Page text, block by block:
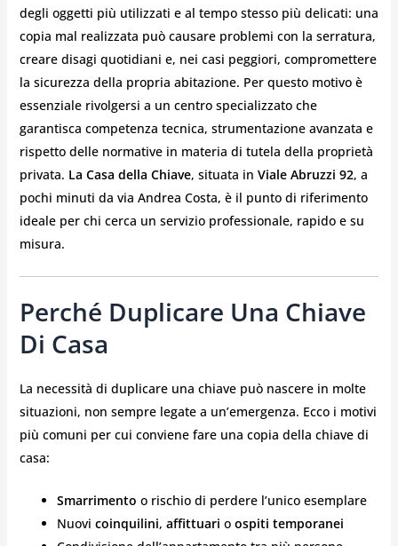
degli oggetti più utilizzati e al tempo stesso più delicati: una
copia mal realizzata può causare problemi con la serratura,
creare disagi quotidiani e, nei casi peggiori, compromettere
la sicurezza della propria abitazione. Per questo motivo è
essenziale rivolgersi a un centro specializzato che
garantisca competenza tecnica, strumentazione avanzata e
rispetto delle normative in materia di tutela della proprietà
privata. La Casa della Chiave, situata in Viale Abruzzi 92, a
pochi minuti da via Andrea Costa, è il punto di riferimento
ideale per chi cerca un servizio professionale, rapido e su
misura.
Perché Duplicare Una Chiave
Di Casa
La necessità di duplicare una chiave può nascere in molte
situazioni, non sempre legate a un’emergenza. Ecco i motivi
più comuni per cui conviene fare una copia della chiave di
casa:
Smarrimento o rischio di perdere l’unico esemplare
Nuovi coinquilini, affittuari o ospiti temporanei